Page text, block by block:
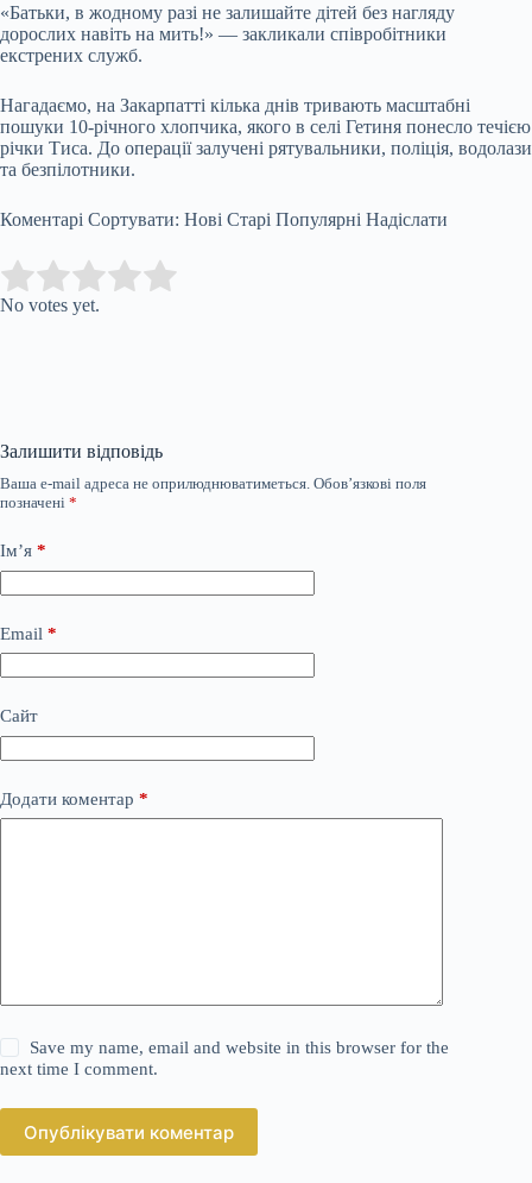
«Батьки, в жодному разі не залишайте дітей без нагляду
дорослих навіть на мить!» — закликали співробітники
екстрених служб.
Нагадаємо, на Закарпатті кілька днів тривають масштабні
пошуки 10-річного хлопчика, якого в селі Гетиня понесло течією
річки Тиса. До операції залучені рятувальники, поліція, водолази
та безпілотники.
Коментарі Сортувати: Нові Старі Популярні Надіслати
Rate this item:
No votes yet.
Залишити відповідь
Ваша e-mail адреса не оприлюднюватиметься. Обов’язкові поля
позначені *
Ім’я *
Email *
Сайт
Додати коментар *
Save my name, email and website in this browser for the
next time I comment.
Опублікувати коментар